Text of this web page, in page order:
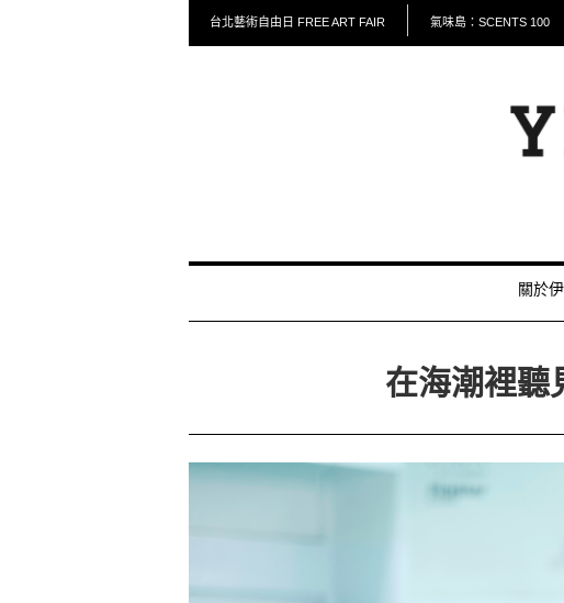
台北藝術自由日 FREE ART FAIR 氣味島：SCENTS 100
關於
在海潮裡聽